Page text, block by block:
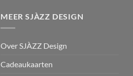
MEER SJÀZZ DESIGN
Over SJÀZZ Design
Cadeaukaarten